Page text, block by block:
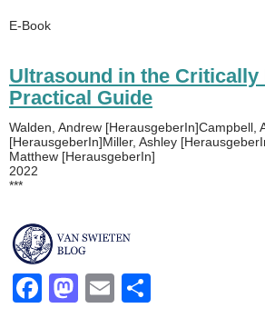
E-Book
Ultrasound in the Critically
Practical Guide
Walden, Andrew [HerausgeberIn]Campbell,
[HerausgeberIn]Miller, Ashley
Matthew [HerausgeberIn]
2022
***
F
M
E